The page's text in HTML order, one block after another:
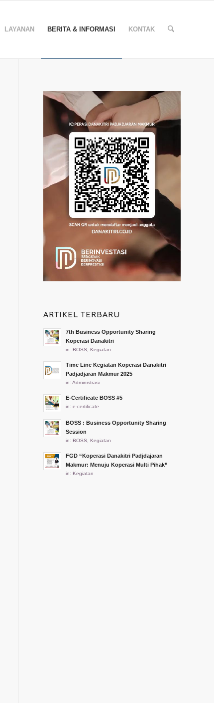
LAYANAN BERITA & INFORMASI KONTAK
ARTIKEL TERBARU
7th Business Opportunity Sharing
Koperasi Danakitri
in:BOSS ,Kegiatan
Time Line Kegiatan Koperasi Danakitri
Padjadjaran Makmur 2025
in:Administrasi
E-Certificate BOSS #5
in:e-certificate
BOSS : Business Opportunity Sharing
Session
in:BOSS ,Kegiatan
FGD “Koperasi Danakitri Padjdajaran
Makmur: Menuju Koperasi Multi Pihak”
in:Kegiatan